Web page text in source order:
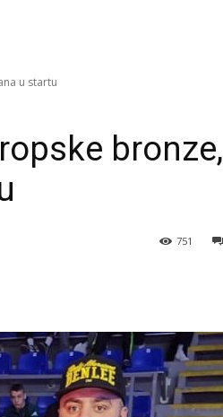
u startu
bronze,
751